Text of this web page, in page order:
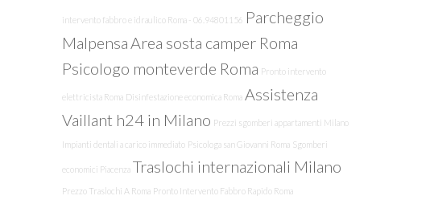
intervento fabbro e idraulico Roma - 06.94801156 Parcheggio
MalpensaArea sosta camper Roma
Psicologo monteverde Roma Pronto intervento
elettricista Roma Disinfestazione economica Roma Assistenza
Vaillant h24 in Milano Prezzi sgomberi appartamenti Milano
Impianti dentali a carico immediato Psicologa san Giovanni Roma Sgomberi
economici Piacenza Traslochi internazionali Milano
Prezzo Traslochi A Roma Pronto Intervento Fabbro Rapido Roma